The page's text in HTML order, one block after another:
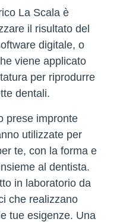
La Scala è
il risultato del
digitale, o
viene applicato
per riprodurre
dentali.
prese impronte
utilizzate per
te, con la forma e
al dentista.
in laboratorio da
che realizzano
tue esigenze. Una